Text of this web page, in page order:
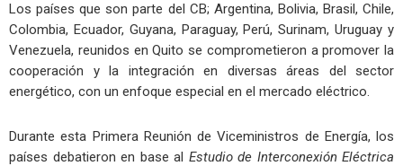
Los países que son parte del CB; Argentina, Bolivia, Brasil, Chile,
Colombia, Ecuador, Guyana, Paraguay, Perú, Surinam, Uruguay y
Venezuela, reunidos en Quito se comprometieron a promover la
cooperación y la integración en diversas áreas del sector
energético, con un enfoque especial en el mercado eléctrico.
Durante esta Primera Reunión de Viceministros de Energía, los
países debatieron en base al Estudio de Interconexión Eléctrica